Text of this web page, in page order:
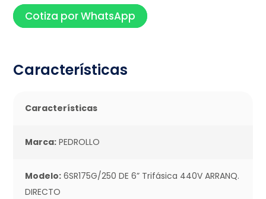
Cotiza por WhatsApp
Características
Características
Marca: PEDROLLO
Modelo: 6SR175G/250 DE 6” Trifásica 440V ARRANQ.
DIRECTO